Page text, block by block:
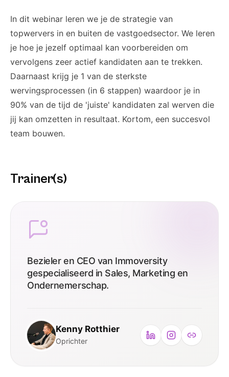
In dit webinar leren we je de strategie van
topwervers in en buiten de vastgoedsector. We leren
je hoe je jezelf optimaal kan voorbereiden om
vervolgens zeer actief kandidaten aan te trekken.
Daarnaast krijg je 1 van de sterkste
wervingsprocessen (in 6 stappen) waardoor je in
90% van de tijd de 'juiste' kandidaten zal werven die
jij kan omzetten in resultaat. Kortom, een succesvol
team bouwen.
Trainer(s)
Bezieler en CEO van Immoversity
gespecialiseerd in Sales, Marketing en
Ondernemerschap.
Kenny Rotthier
Oprichter